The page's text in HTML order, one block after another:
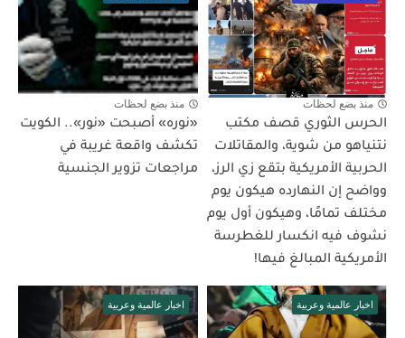
منذ بضع لحظات
الحرس الثوري قصف مكتب
نتنياهو من شوية، والمقاتلات
الحربية الأمريكية بتقع زي الرز،
وواضح إن النهارده هيكون يوم
مختلف تمامًا، وهيكون أول يوم
نشوف فيه انكسار للغطرسة
الأمريكية المبالغ فيها!
منذ بضع لحظات
«نوره» أصبحت «نور».. الكويت
تكشف واقعة غريبة في
مراجعات تزوير الجنسية
اخبار عالمية وعربية اخبار عالمية وعربية